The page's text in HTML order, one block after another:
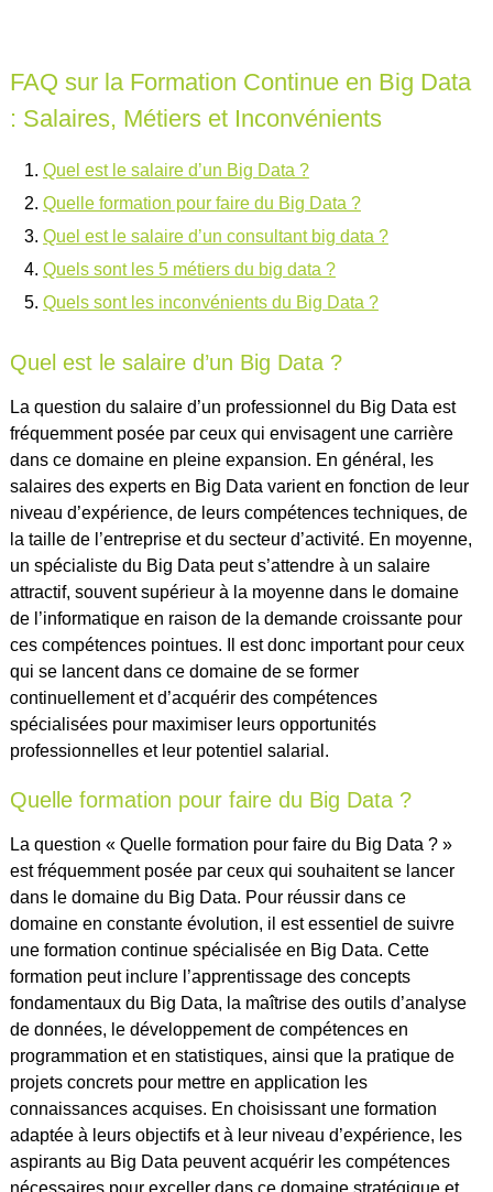
FAQ sur la Formation Continue en Big Data
: Salaires, Métiers et Inconvénients
Quel est le salaire d’un Big Data ?
Quelle formation pour faire du Big Data ?
Quel est le salaire d’un consultant big data ?
Quels sont les 5 métiers du big data ?
Quels sont les inconvénients du Big Data ?
Quel est le salaire d’un Big Data ?
La question du salaire d’un professionnel du Big Data est
fréquemment posée par ceux qui envisagent une carrière
dans ce domaine en pleine expansion. En général, les
salaires des experts en Big Data varient en fonction de leur
niveau d’expérience, de leurs compétences techniques, de
la taille de l’entreprise et du secteur d’activité. En moyenne,
un spécialiste du Big Data peut s’attendre à un salaire
attractif, souvent supérieur à la moyenne dans le domaine
de l’informatique en raison de la demande croissante pour
ces compétences pointues. Il est donc important pour ceux
qui se lancent dans ce domaine de se former
continuellement et d’acquérir des compétences
spécialisées pour maximiser leurs opportunités
professionnelles et leur potentiel salarial.
Quelle formation pour faire du Big Data ?
La question « Quelle formation pour faire du Big Data ? »
est fréquemment posée par ceux qui souhaitent se lancer
dans le domaine du Big Data. Pour réussir dans ce
domaine en constante évolution, il est essentiel de suivre
une formation continue spécialisée en Big Data. Cette
formation peut inclure l’apprentissage des concepts
fondamentaux du Big Data, la maîtrise des outils d’analyse
de données, le développement de compétences en
programmation et en statistiques, ainsi que la pratique de
projets concrets pour mettre en application les
connaissances acquises. En choisissant une formation
adaptée à leurs objectifs et à leur niveau d’expérience, les
aspirants au Big Data peuvent acquérir les compétences
nécessaires pour exceller dans ce domaine stratégique et